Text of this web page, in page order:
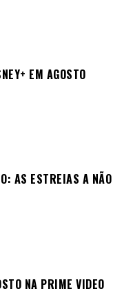
EM AGOSTO
AS ESTREIAS A NÃO
NA PRIME VIDEO